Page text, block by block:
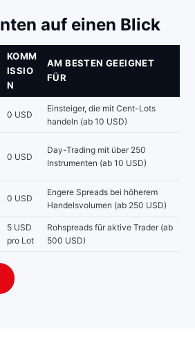
auf einen Blick
KOMM
ISSIO
N
AM BESTEN GEEIGNET
FÜR
0 USD
Einsteiger, die mit Cent-Lots
handeln (ab 10 USD)
0 USD
Day-Trading mit über 250
Instrumenten (ab 10 USD)
0 USD
Engere Spreads bei höherem
Handelsvolumen (ab 250 USD)
5 USD
pro Lot
Rohspreads für aktive Trader (ab
500 USD)